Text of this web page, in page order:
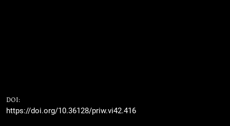
DOI:
https://doi.org/10.36128/priw.vi42.416